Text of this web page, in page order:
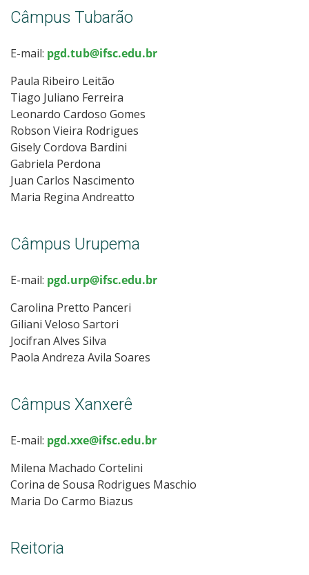
Câmpus Tubarão
E-mail: pgd.tub@ifsc.edu.br
Paula Ribeiro Leitão
Tiago Juliano Ferreira
Leonardo Cardoso Gomes
Robson Vieira Rodrigues
Gisely Cordova Bardini
Gabriela Perdona
Juan Carlos Nascimento
Maria Regina Andreatto
Câmpus Urupema
E-mail: pgd.urp@ifsc.edu.br
Carolina Pretto Panceri
Giliani Veloso Sartori
Jocifran Alves Silva
Paola Andreza Avila Soares
Câmpus Xanxerê
E-mail: pgd.xxe@ifsc.edu.br
Milena Machado Cortelini
Corina de Sousa Rodrigues Maschio
Maria Do Carmo Biazus
Reitoria